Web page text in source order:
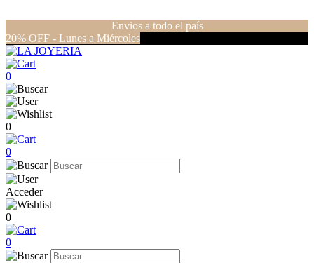
Envios a todo el país
20% OFF - Lunes a Miércoles
0
0
0
Acceder
0
0